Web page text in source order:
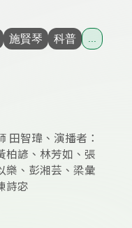
施賢琴 科普
田智瑋、演播者：
柏諺、林芳如、張
樂、彭湘芸、梁彙
詩宓